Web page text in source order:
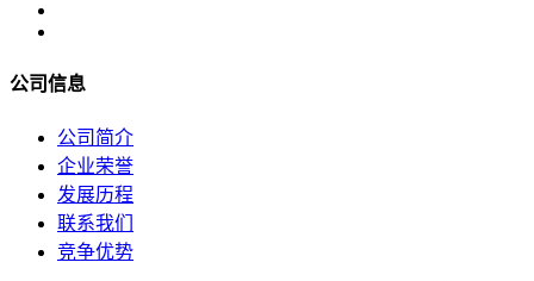
公司信息
公司简介
企业荣誉
发展历程
联系我们
竞争优势